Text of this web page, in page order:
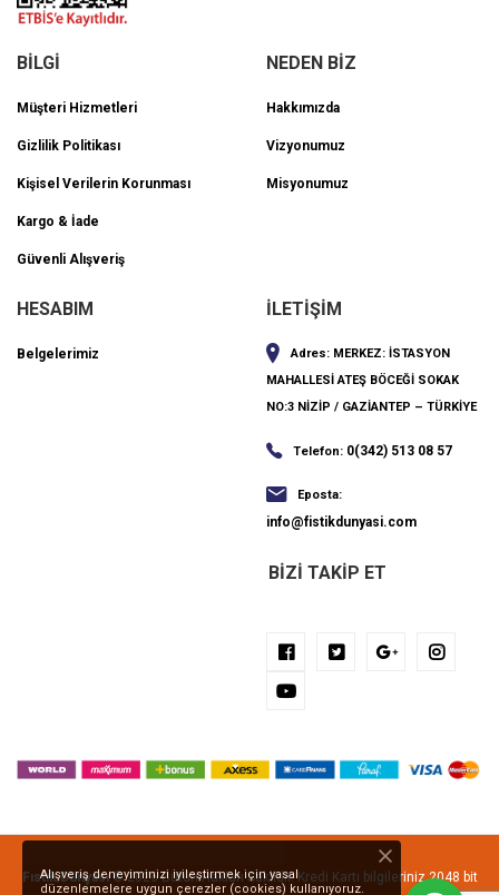
BİLGİ
Müşteri Hizmetleri
Gizlilik Politikası
Kişisel Verilerin Korunması
Kargo & İade
Güvenli Alışveriş
NEDEN BİZ
Hakkımızda
Vizyonumuz
Misyonumuz
HESABIM
Belgelerimiz
İLETİŞİM
Adres: MERKEZ: İSTASYON
MAHALLESİ ATEŞ BÖCEĞİ SOKAK
NO:3 NİZİP / GAZİANTEP – TÜRKİYE
Telefon: 0(342) 513 08 57
Eposta:
info@fistikdunyasi.com
BIZI TAKIP ET
Fıstık Dünyası© 2026 Bütün Hakları Saklıdır. Kredi Kartı bilgileriniz 2048 bit
Alışveriş deneyiminizi iyileştirmek için yasal
düzenlemelere uygun çerezler (cookies) kullanıyoruz.